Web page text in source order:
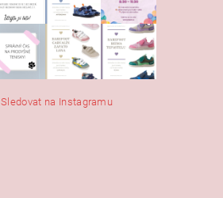
Sledovat na Instagramu